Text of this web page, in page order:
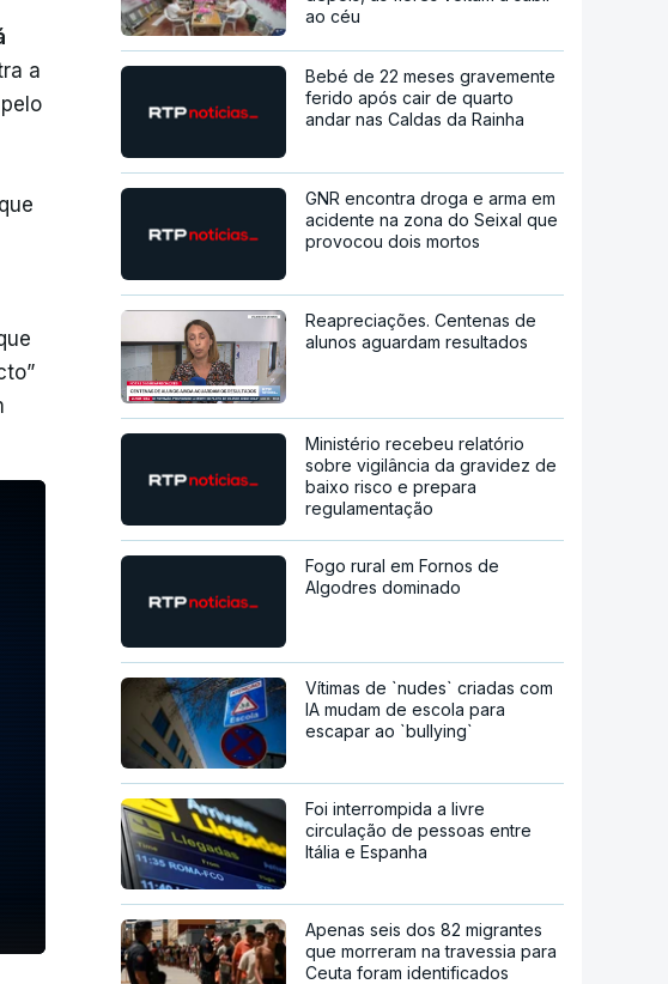
a
ao céu
Bebé de 22 meses gravemente
ferido após cair de quarto
andar nas Caldas da Rainha
GNR encontra droga e arma em
acidente na zona do Seixal que
provocou dois mortos
Reapreciações. Centenas de
alunos aguardam resultados
Ministério recebeu relatório
sobre vigilância da gravidez de
baixo risco e prepara
regulamentação
Fogo rural em Fornos de
Algodres dominado
Vítimas de `nudes` criadas com
IA mudam de escola para
escapar ao `bullying`
Foi interrompida a livre
circulação de pessoas entre
Itália e Espanha
Apenas seis dos 82 migrantes
que morreram na travessia para
Ceuta foram identificados